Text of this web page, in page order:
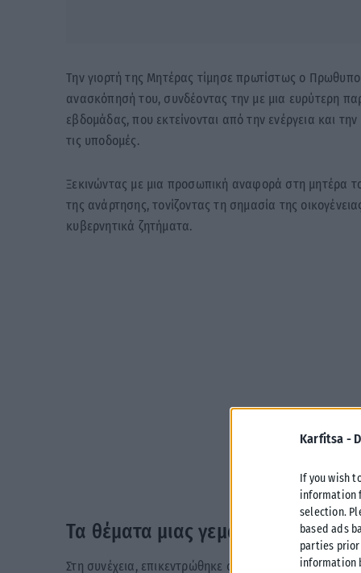
Karfitsa -
If you wish
information
selection.
based ads
parties
information
Την γιορτή της Μητέρας τίμησε πρωτίστως ο
ανασκόπησή του, συνδέοντας την με μια ευρύτερη
εβδομάδας, που εκτείνονται από την ενέργεια και
τις υποδομές.
Ξεκινώντας με μια προσωπική αναφορά στη μητέρα
της ανάρτησης, τονίζοντας τη σημασία της
κυβερνητικά ζητήματα.
Τα θέματα μιας γεμάτης
Στη συνέχεια, επικεντρώθηκε στην ενεργειακή